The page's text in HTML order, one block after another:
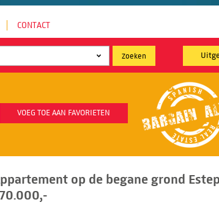
CONTACT
VOEG TOE AAN FAVORIETEN
op de begane grond